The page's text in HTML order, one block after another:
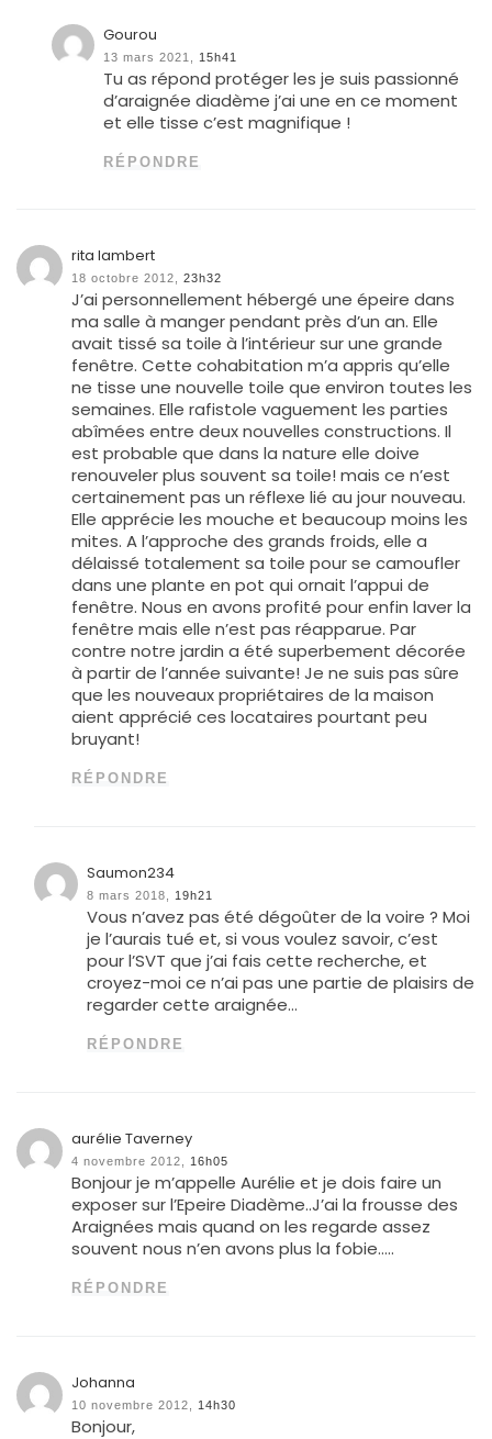
Gourou
13 mars 2021, 15h41
Tu as répond protéger les je suis passionné
d’araignée diadème j’ai une en ce moment
et elle tisse c’est magnifique !
RÉPONDRE
rita lambert
18 octobre 2012, 23h32
J’ai personnellement hébergé une épeire dans
ma salle à manger pendant près d’un an. Elle
avait tissé sa toile à l’intérieur sur une grande
fenêtre. Cette cohabitation m’a appris qu’elle
ne tisse une nouvelle toile que environ toutes les
semaines. Elle rafistole vaguement les parties
abîmées entre deux nouvelles constructions. Il
est probable que dans la nature elle doive
renouveler plus souvent sa toile! mais ce n’est
certainement pas un réflexe lié au jour nouveau.
Elle apprécie les mouche et beaucoup moins les
mites. A l’approche des grands froids, elle a
délaissé totalement sa toile pour se camoufler
dans une plante en pot qui ornait l’appui de
fenêtre. Nous en avons profité pour enfin laver la
fenêtre mais elle n’est pas réapparue. Par
contre notre jardin a été superbement décorée
à partir de l’année suivante! Je ne suis pas sûre
que les nouveaux propriétaires de la maison
aient apprécié ces locataires pourtant peu
bruyant!
RÉPONDRE
Saumon234
8 mars 2018, 19h21
Vous n’avez pas été dégoûter de la voire ? Moi
je l’aurais tué et, si vous voulez savoir, c’est
pour l’SVT que j’ai fais cette recherche, et
croyez-moi ce n’ai pas une partie de plaisirs de
regarder cette araignée…
RÉPONDRE
aurélie Taverney
4 novembre 2012, 16h05
Bonjour je m’appelle Aurélie et je dois faire un
exposer sur l’Epeire Diadème..J’ai la frousse des
Araignées mais quand on les regarde assez
souvent nous n’en avons plus la fobie…..
RÉPONDRE
Johanna
10 novembre 2012, 14h30
Bonjour,